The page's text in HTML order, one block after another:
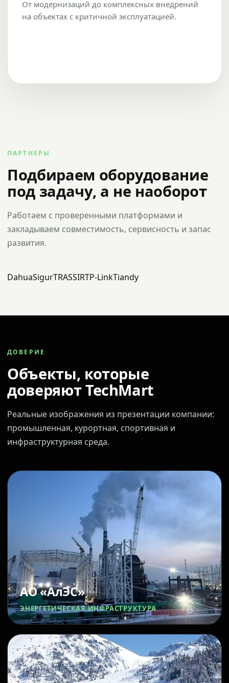
От модернизаций до комплексных внедрений
на объектах с критичной эксплуатацией.
ПАРТНЕРЫ
Подбираем оборудование
под задачу, а не наоборот
Работаем с проверенными платформами и
закладываем совместимость, сервисность и запас
развития.
DahuaSigurTRASSIRTP-LinkTiandy
ДОВЕРИЕ
Объекты, которые
доверяют TechMart
Реальные изображения из презентации компании:
промышленная, курортная, спортивная и
инфраструктурная среда.
АО «АлЭС»
ЭНЕРГЕТИЧЕСКАЯ ИНФРАСТРУКТУРА